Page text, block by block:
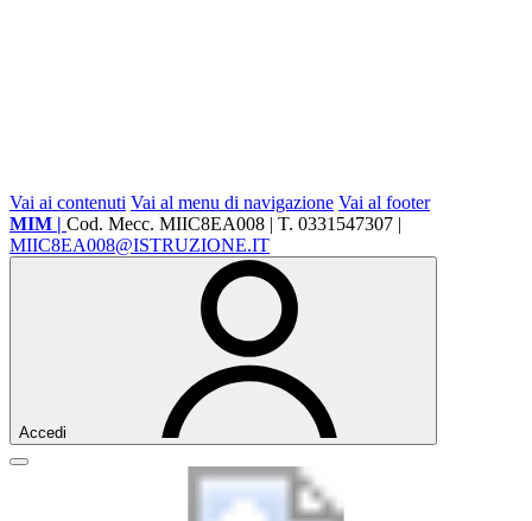
Vai ai contenuti Vai al menu di navigazione Vai al footer
MIM | Cod. Mecc. MIIC8EA008 | T. 0331547307 |
MIIC8EA008@ISTRUZIONE.IT
Accedi